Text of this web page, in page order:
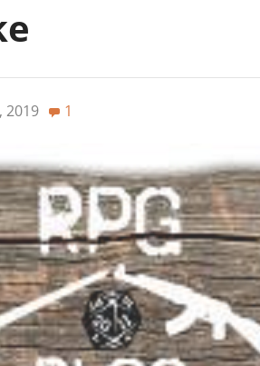
2019 1